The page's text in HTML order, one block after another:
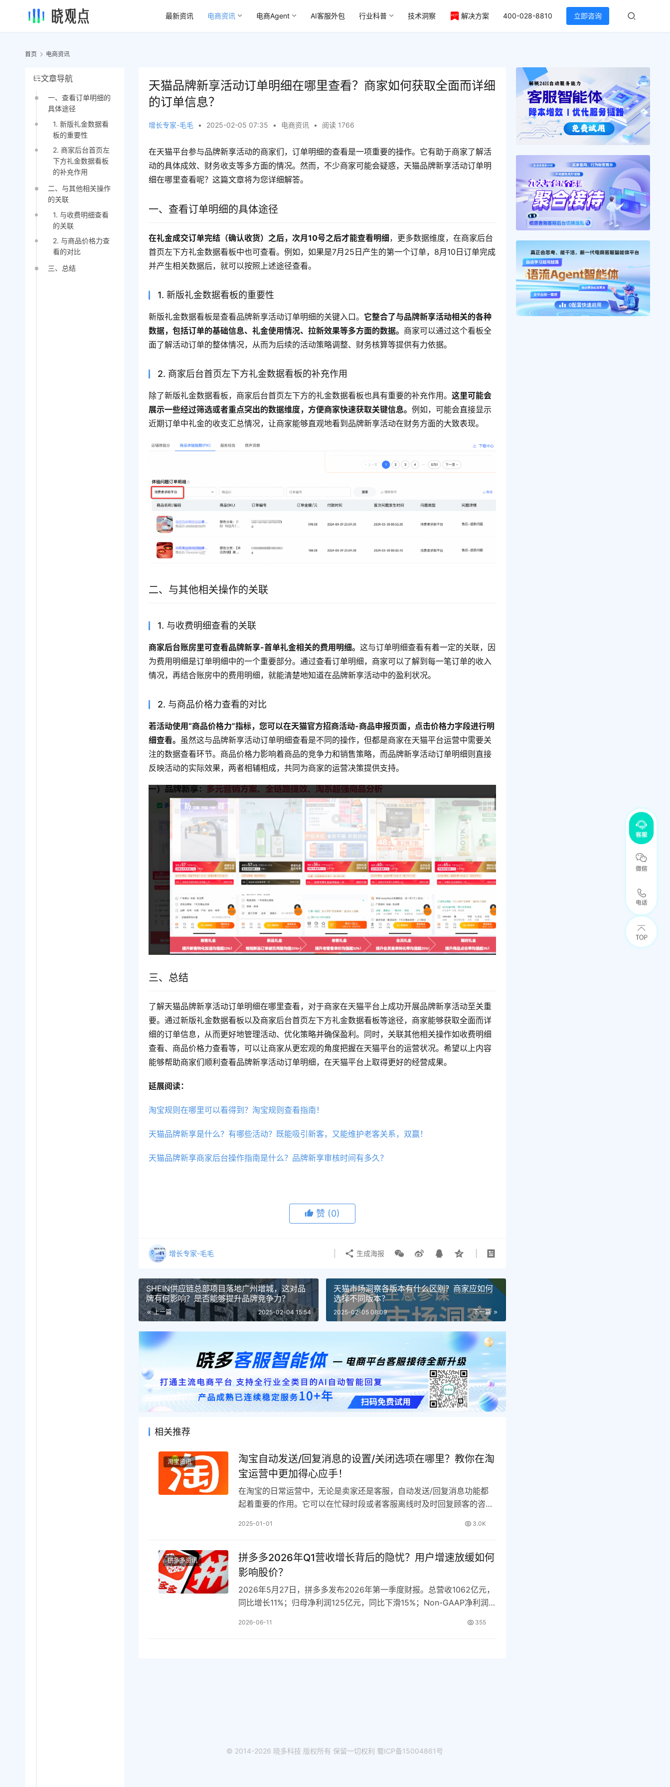
最新资讯 电商资讯 电商Agent AI客服外包 行业科普 技术洞察 解决方案 400-028-8810 立即咨询
首页 电商资讯
文章导航
一、查看订单明细的
具体途径
1. 新版礼金数据看
板的重要性
2. 商家后台首页左
下方礼金数据看板
的补充作用
二、与其他相关操作
的关联
1. 与收费明细查看
的关联
2. 与商品价格力查
看的对比
三、总结
天猫品牌新享活动订单明细在哪里查看？商家如何获取全面而详细
的订单信息？
增长专家-毛毛 • 2025-02-05 07:35 • 电商资讯 • 阅读 1766
在天猫平台参与品牌新享活动的商家们，订单明细的查看是一项重要的操作。它有助于商家了解活
动的具体成效、财务收支等多方面的情况。然而，不少商家可能会疑惑，天猫品牌新享活动订单明
细在哪里查看呢？这篇文章将为您详细解答。
一、查看订单明细的具体途径
在礼金成交订单完结（确认收货）之后，次月10号之后才能查看明细 ，更多数据维度，在商家后台
首页左下方礼金数据看板中也可查看。例如，如果是7月25日产生的第一个订单，8月10日订单完成
并产生相关数据后，就可以按照上述途径查看。
1. 新版礼金数据看板的重要性
新版礼金数据看板是查看品牌新享活动订单明细的关键入口。 它整合了与品牌新享活动相关的各种
数据，包括订单的基础信息、礼金使用情况、拉新效果等多方面的数据。 商家可以通过这个看板全
面了解活动订单的整体情况，从而为后续的活动策略调整、财务核算等提供有力依据。
2. 商家后台首页左下方礼金数据看板的补充作用
除了新版礼金数据看板，商家后台首页左下方的礼金数据看板也具有重要的补充作用。这里可能会
展示一些经过筛选或者重点突出的数据维度，方便商家快速获取关键信息。例如，可能会直接显示
近期订单中礼金的收支汇总情况，让商家能够直观地看到品牌新享活动在财务方面的大致表现。
二、与其他相关操作的关联
1. 与收费明细查看的关联
商家后台账房里可查看品牌新享-首单礼金相关的费用明细。这与订单明细查看有着一定的关联，因
为费用明细是订单明细中的一个重要部分。通过查看订单明细，商家可以了解到每一笔订单的收入
情况，再结合账房中的费用明细，就能清楚地知道在品牌新享活动中的盈利状况。
2. 与商品价格力查看的对比
若活动使用“商品价格力”指标，您可以在天猫官方招商活动-商品申报页面，点击价格力字段进行明
细查看。 虽然这与品牌新享活动订单明细查看是不同的操作，但都是商家在天猫平台运营中需要关
注的数据查看环节。商品价格力影响着商品的竞争力和销售策略，而品牌新享活动订单明细则直接
反映活动的实际效果，两者相辅相成，共同为商家的运营决策提供支持。
三、总结
了解天猫品牌新享活动订单明细在哪里查看，对于商家在天猫平台上成功开展品牌新享活动至关重
要。通过新版礼金数据看板以及商家后台首页左下方礼金数据看板等途径，商家能够获取全面而详
细的订单信息，从而更好地管理活动、优化策略并确保盈利。同时，关联其他相关操作如收费明细
查看、商品价格力查看等，可以让商家从更宏观的角度把握在天猫平台的运营状况。希望以上内容
能够帮助商家们顺利查看品牌新享活动订单明细，在天猫平台上取得更好的经营成果。
延展阅读：
淘宝规则在哪里可以看得到？淘宝规则查看指南！
天猫品牌新享是什么？有哪些活动？既能吸引新客，又能维护老客关系，双赢！
天猫品牌新享商家后台操作指南是什么？品牌新享审核时间有多久？
赞 (0)
增长专家-毛毛 生成海报
SHEIN供应链总部项目落地广州增城，这对品
牌有何影响？是否能够提升品牌竞争力？
上一篇 2025-02-04 15:54
天猫市场洞察各版本有什么区别？商家应如何
选择不同版本？
下一篇
2025-02-05 08:09
相关推荐
淘宝资讯
淘宝自动发送/回复消息的设置/关闭选项在哪里？教你在淘
宝运营中更加得心应手！
在淘宝的日常运营中，无论是卖家还是客服，自动发送/回复消息功能都
起着重要的作用。它可以在忙碌时段或者客服离线时及时回复顾客的咨
2025-01-01 3.0K
拼多多资讯
拼多多2026年Q1营收增长背后的隐忧？用户增速放缓如何
影响股价？
2026年5月27日，拼多多发布2026年第一季度财报。总营收1062亿元，
同比增长11%；归母净利润125亿元，同比下滑15%；Non-GAAP净利润
2026-06-11 355
© 2014-2026 晓多科技 版权所有 保留一切权利 蜀ICP备15004861号